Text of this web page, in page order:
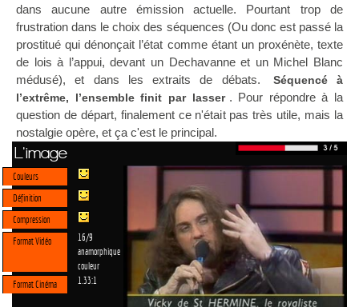
dans aucune autre émission actuelle. Pourtant trop de
frustration dans le choix des séquences (Ou donc est passé la
prostitué qui dénonçait l’état comme étant un proxénète, texte
de lois à l’appui, devant un Dechavanne et un Michel Blanc
médusé), et dans les extraits de débats.
Séquencé à
l’extrême, l’ensemble finit par lasser . Pour répondre à la
question de départ, finalement ce n'était pas très utile, mais la
nostalgie opère, et ça c'est le principal.
L'image
Couleurs
Définition
Compression
Format Vidéo
16/9
anamorphique
couleur
Format Cinéma
1.33:1